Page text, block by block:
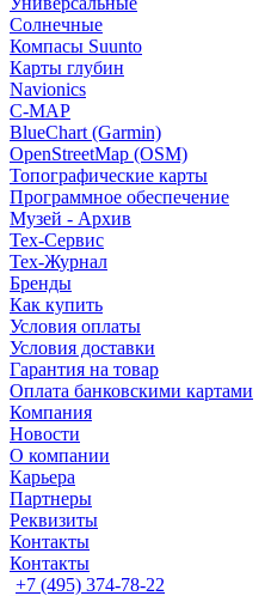
Солнечные
Компасы Suunto
Карты глубин
Navionics
C-MAP
BlueChart (Garmin)
OpenStreetMap (OSM)
Топографические карты
Программное обеспечение
Музей - Архив
Tex-Сервис
Тех-Журнал
Бренды
Как купить
Условия оплаты
Условия доставки
Гарантия на товар
Оплата банковскими картами
Компания
Новости
О компании
Карьера
Партнеры
Реквизиты
Контакты
Контакты
+7 (495) 374-78-22